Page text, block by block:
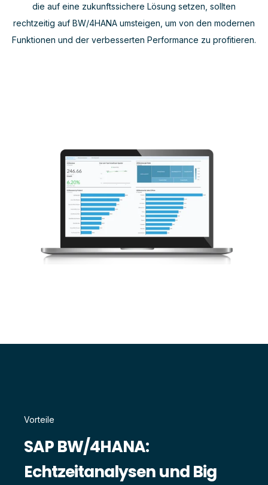
die auf eine zukunftssichere Lösung setzen, sollten
rechtzeitig auf BW/4HANA umsteigen, um von den modernen
Funktionen und der verbesserten Performance zu profitieren.
Vorteile
SAP BW/4HANA:
Echtzeitanalysen und Big